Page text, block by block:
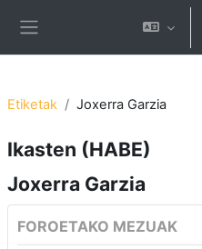
Joan eduki nagusira zuzenean
Etiketak Joxerra Garzia
Ikasten (HABE)
Joxerra Garzia
FOROETAKO MEZUAK